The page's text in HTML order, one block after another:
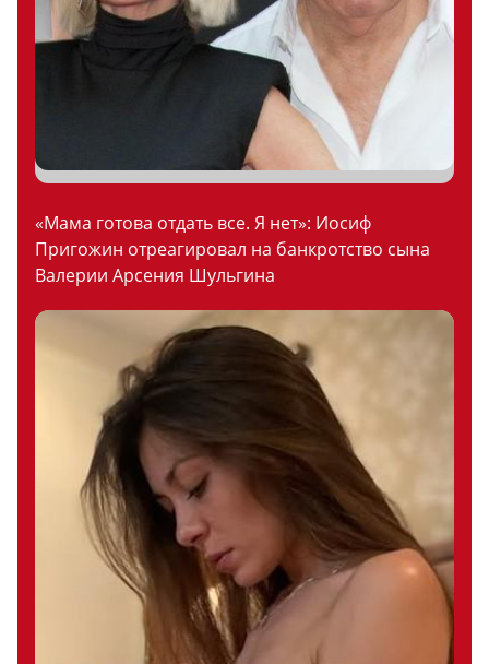
«Мама готова отдать все. Я нет»: Иосиф
Пригожин отреагировал на банкротство сына
Валерии Арсения Шульгина